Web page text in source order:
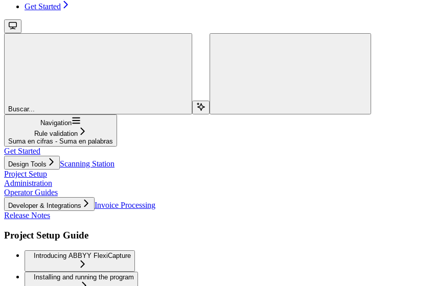
Get Started
Buscar...
Navigation
Rule validation
Suma en cifras - Suma en palabras
Get Started
Design Tools
Scanning Station
Project Setup
Administration
Operator Guides
Developer & Integrations
Invoice Processing
Release Notes
Project Setup Guide
Introducing ABBYY FlexiCapture
Installing and running the program